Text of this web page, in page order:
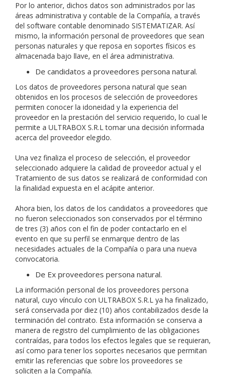
Por lo anterior, dichos datos son administrados por las
áreas administrativa y contable de la Compañía, a través
del software contable denominado SISTEMATIZAR. Así
mismo, la información personal de proveedores que sean
personas naturales y que reposa en soportes físicos es
almacenada bajo llave, en el área administrativa.
De candidatos a proveedores persona natural.
Los datos de proveedores persona natural que sean
obtenidos en los procesos de selección de proveedores
permiten conocer la idoneidad y la experiencia del
proveedor en la prestación del servicio requerido, lo cual le
permite a ULTRABOX S.R.L tomar una decisión informada
acerca del proveedor elegido.
Una vez finaliza el proceso de selección, el proveedor
seleccionado adquiere la calidad de proveedor actual y el
Tratamiento de sus datos se realizará de conformidad con
la finalidad expuesta en el acápite anterior.
Ahora bien, los datos de los candidatos a proveedores que
no fueron seleccionados son conservados por el término
de tres (3) años con el fin de poder contactarlo en el
evento en que su perfil se enmarque dentro de las
necesidades actuales de la Compañía o para una nueva
convocatoria.
De Ex proveedores persona natural.
La información personal de los proveedores persona
natural, cuyo vínculo con ULTRABOX S.R.L ya ha finalizado,
será conservada por diez (10) años contabilizados desde la
terminación del contrato. Esta información se conserva a
manera de registro del cumplimiento de las obligaciones
contraídas, para todos los efectos legales que se requieran,
así como para tener los soportes necesarios que permitan
emitir las referencias que sobre los proveedores se
soliciten a la Compañía.